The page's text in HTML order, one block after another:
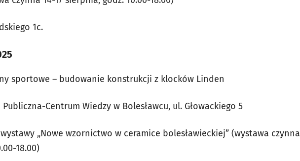
1c.
sportowe – budowanie konstrukcji z klocków Linden
Centrum Wiedzy w Bolesławcu, ul. Głowackiego 5
„Nowe wzornictwo w ceramice bolesławieckiej” (wystawa czynna
18.00)